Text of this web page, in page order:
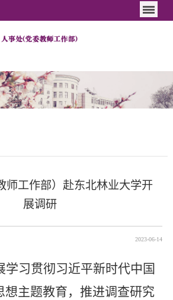
师工作部）赴东北林业大学开
展调研
2023-06-14
学习贯彻习近平新时代中国
想主题教育，推进调查研究